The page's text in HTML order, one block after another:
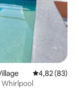
4,82 (83)
Whirlpool